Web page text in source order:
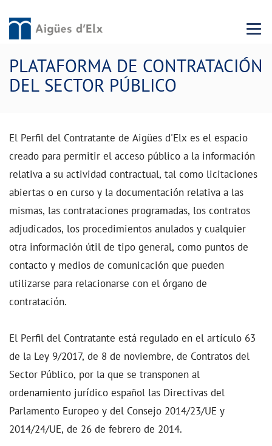
Menu
PLATAFORMA DE CONTRATACIÓN
DEL SECTOR PÚBLICO
El Perfil del Contratante de Aigües d'Elx es el espacio
creado para permitir el acceso público a la información
relativa a su actividad contractual, tal como licitaciones
abiertas o en curso y la documentación relativa a las
mismas, las contrataciones programadas, los contratos
adjudicados, los procedimientos anulados y cualquier
otra información útil de tipo general, como puntos de
contacto y medios de comunicación que pueden
utilizarse para relacionarse con el órgano de
contratación.
El Perfil del Contratante está regulado en el artículo 63
de la Ley 9/2017, de 8 de noviembre, de Contratos del
Sector Público, por la que se transponen al
ordenamiento jurídico español las Directivas del
Parlamento Europeo y del Consejo 2014/23/UE y
2014/24/UE, de 26 de febrero de 2014.